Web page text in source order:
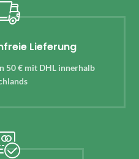
Lieferung
50 € mit DHL innerhalb